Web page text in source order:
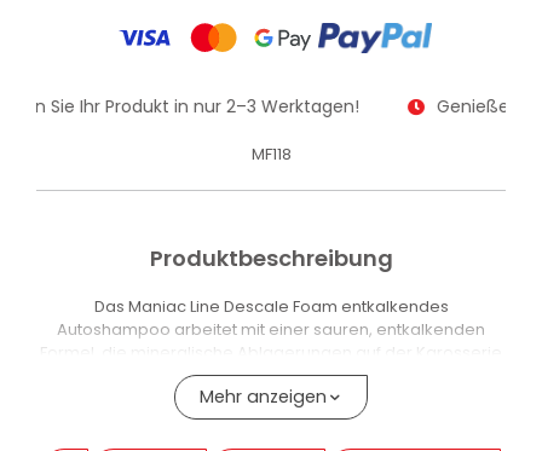
Sie Ihr Produkt in nur 2–3 Werktagen! Genießen
MF118
Produktbeschreibung
Das Maniac Line Descale Foam entkalkendes
Autoshampoo arbeitet mit einer sauren, entkalkenden
Formel, die mineralische Ablagerungen auf der Karosserie
auflöst und entfernt. Der saure pH-Wert bricht die
chemischen Bindungen des Kalks auf und entfernt
Verunreinigungen, die den Lack mattieren und die
Wirksamkeit von zuvor aufgetragenen Versiegelungen und
Mehr anzeigen